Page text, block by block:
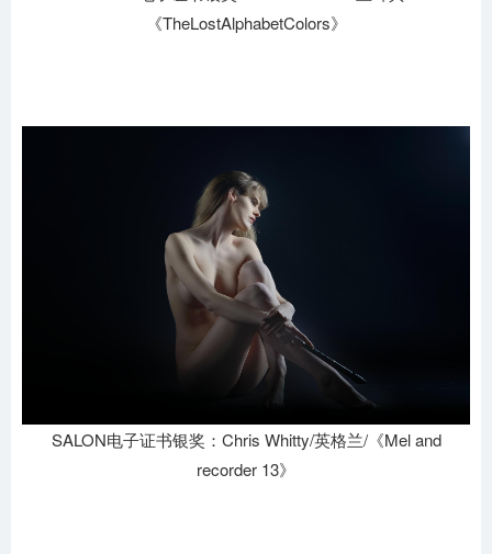
《TheLostAlphabetColors》
SALON电子证书银奖：Chris Whitty/英格兰/《Mel and
recorder 13》